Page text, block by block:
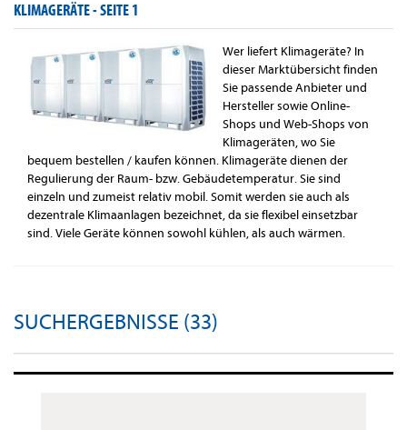
KLIMAGERÄTE -SEITE 1
Wer liefert Klimageräte? In
dieser Marktübersicht finden
Sie passende Anbieter und
Hersteller sowie Online-
Shops und Web-Shops von
Klimageräten, wo Sie
bequem bestellen / kaufen können. Klimageräte dienen der
Regulierung der Raum- bzw. Gebäudetemperatur. Sie sind
einzeln und zumeist relativ mobil. Somit werden sie auch als
dezentrale Klimaanlagen bezeichnet, da sie flexibel einsetzbar
sind. Viele Geräte können sowohl kühlen, als auch wärmen.
SUCHERGEBNISSE (33)